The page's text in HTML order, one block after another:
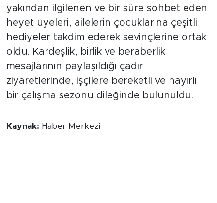
yakından ilgilenen ve bir süre sohbet eden
heyet üyeleri, ailelerin çocuklarına çeşitli
hediyeler takdim ederek sevinçlerine ortak
oldu. Kardeşlik, birlik ve beraberlik
mesajlarının paylaşıldığı çadır
ziyaretlerinde, işçilere bereketli ve hayırlı
bir çalışma sezonu dileğinde bulunuldu.
Kaynak: Haber Merkezi